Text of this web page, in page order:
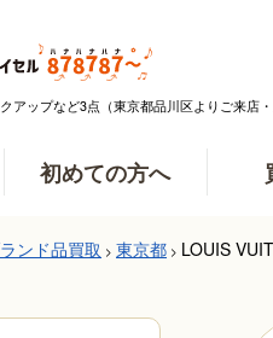
アップなど3点（東京都品川区よりご来店
初めての方へ
ンド品買取 > 東京都 > LOUIS